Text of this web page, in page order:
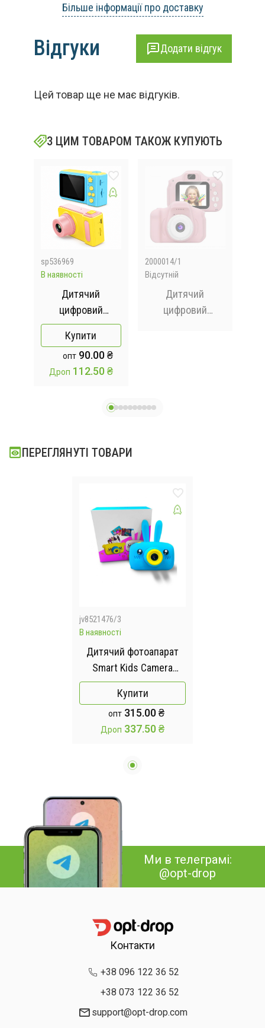
Більше інформації про доставку
Відгуки Додати відгук
Цей товар ще не має відгуків.
З ЦИМ ТОВАРОМ ТАКОЖ КУПУЮТЬ
sp536969
В наявності
Дитячий
цифровий
фотоапарат Dvr
baby camera V7
Купити
опт90.00 ₴
Дроп 112.50 ₴
2000014/1
Відсутній
Дитячий
цифровий
ПЕРЕГЛЯНУТІ ТОВАРИ
jv8521476/3
В наявності
Дитячий фотоапарат
Smart Kids Camera
цифрова фотокамера,
дитяча камера для
фото блакитний
Купити
опт 315.00 ₴
Дроп 337.50 ₴
Ми в телеграмі:
@opt-drop
Контакти
+38 096 122 36 52
+38 073 122 36 52
support@opt-drop.com